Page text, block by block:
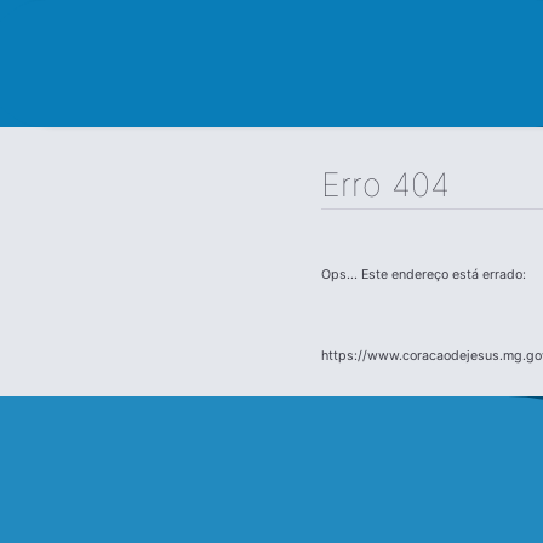
Erro 404
Ops... Este endereço está errado:
https://